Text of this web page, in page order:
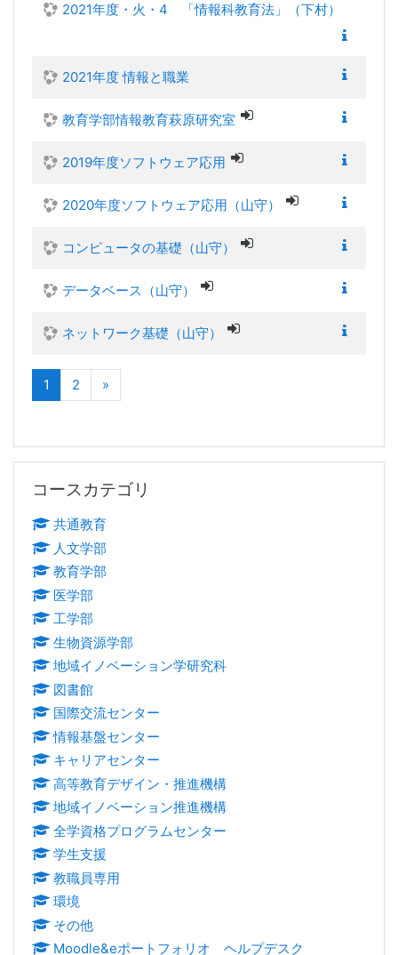
2021年度・火・4 「情報科教育法」（下村）
2021年度 情報と職業
教育学部情報教育萩原研究室
2019年度ソフトウェア応用
2020年度ソフトウェア応用（山守）
コンピュータの基礎（山守）
データベース（山守）
ネットワーク基礎（山守）
1 (現在)
2 »
コースカテゴリ
共通教育
人文学部
教育学部
医学部
工学部
生物資源学部
地域イノベーション学研究科
図書館
国際交流センター
情報基盤センター
キャリアセンター
高等教育デザイン・推進機構
地域イノベーション推進機構
全学資格プログラムセンター
学生支援
教職員専用
環境
その他
Moodle&eポートフォリオ ヘルプデスク